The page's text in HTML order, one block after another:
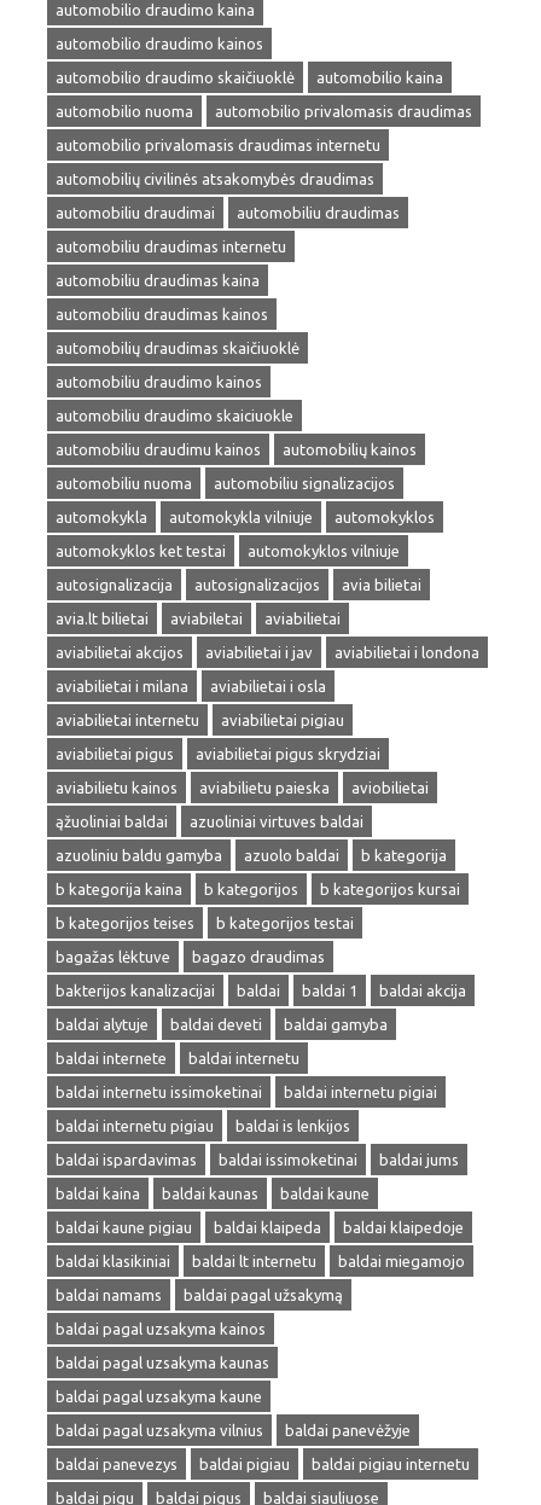
automobilio draudimo kaina
automobilio draudimo kainos
automobilio draudimo skaičiuoklė
automobilio kaina
automobilio nuoma
automobilio privalomasis draudimas
automobilio privalomasis draudimas internetu
automobilių civilinės atsakomybės draudimas
automobiliu draudimai
automobiliu draudimas
automobiliu draudimas internetu
automobiliu draudimas kaina
automobiliu draudimas kainos
automobilių draudimas skaičiuoklė
automobiliu draudimo kainos
automobiliu draudimo skaiciuokle
automobiliu draudimu kainos
automobilių kainos
automobiliu nuoma
automobiliu signalizacijos
automokykla
automokykla vilniuje
automokyklos
automokyklos ket testai
automokyklos vilniuje
autosignalizacija
autosignalizacijos
avia bilietai
avia.lt bilietai
aviabiletai
aviabilietai
aviabilietai akcijos
aviabilietai i jav
aviabilietai i londona
aviabilietai i milana
aviabilietai i osla
aviabilietai internetu
aviabilietai pigiau
aviabilietai pigus
aviabilietai pigus skrydziai
aviabilietu kainos
aviabilietu paieska
aviobilietai
ąžuoliniai baldai
azuoliniai virtuves baldai
azuoliniu baldu gamyba
azuolo baldai
b kategorija
b kategorija kaina
b kategorijos
b kategorijos kursai
b kategorijos teises
b kategorijos testai
bagažas lėktuve
bagazo draudimas
bakterijos kanalizacijai
baldai baldai 1
baldai akcija
baldai alytuje
baldai deveti
baldai gamyba
baldai internete
baldai internetu
baldai internetu issimoketinai
baldai internetu pigiai
baldai internetu pigiau
baldai is lenkijos
baldai ispardavimas
baldai issimoketinai
baldai jums
baldai kaina
baldai kaunas
baldai kaune
baldai kaune pigiau
baldai klaipeda
baldai klaipedoje
baldai klasikiniai
baldai lt internetu
baldai miegamojo
baldai namams
baldai pagal užsakymą
baldai pagal uzsakyma kainos
baldai pagal uzsakyma kaunas
baldai pagal uzsakyma kaune
baldai pagal uzsakyma vilnius
baldai panevėžyje
baldai panevezys
baldai pigiau
baldai pigiau internetu
baldai pigu
baldai pigus baldai siauliuose